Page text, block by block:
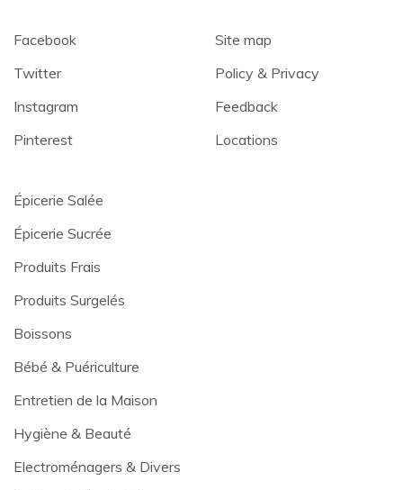
Facebook
Twitter
Instagram
Pinterest
Site map
Policy & Privacy
Feedback
Locations
Épicerie Salée
Épicerie Sucrée
Produits Frais
Produits Surgelés
Boissons
Bébé & Puériculture
Entretien de la Maison
Hygiène & Beauté
Electroménagers & Divers